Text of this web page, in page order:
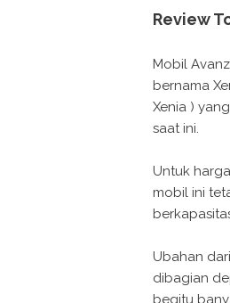
Review
Mobil
bernama
Xenia )
saat ini.
Untuk
mobil ini
Ubahan
dibagian
begitu